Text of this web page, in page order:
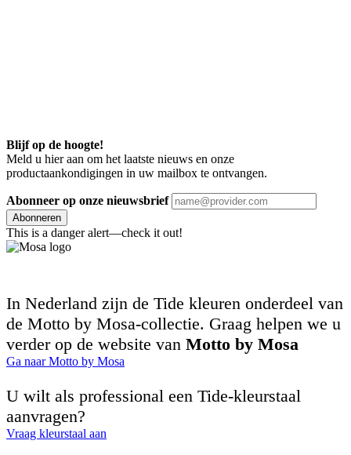
Blijf op de hoogte!
Meld u hier aan om het laatste nieuws en onze
productaankondigingen in uw mailbox te ontvangen.
Abonneer op onze nieuwsbrief
Abonneren
This is a danger alert—check it out!
In Nederland zijn de Tide kleuren onderdeel van
de Motto by Mosa-collectie. Graag helpen we u
verder op de website van Motto by Mosa
Ga naar Motto by Mosa
U wilt als professional een Tide-kleurstaal
aanvragen?
Vraag kleurstaal aan